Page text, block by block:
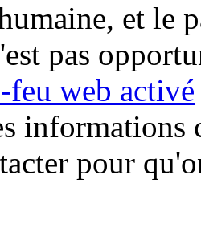
et le
pas
feu web activé
informations
pour